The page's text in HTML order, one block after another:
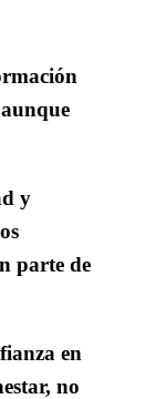
y
parte de
en
no